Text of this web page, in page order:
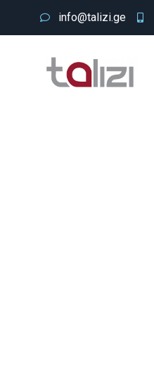
info@talizi.ge